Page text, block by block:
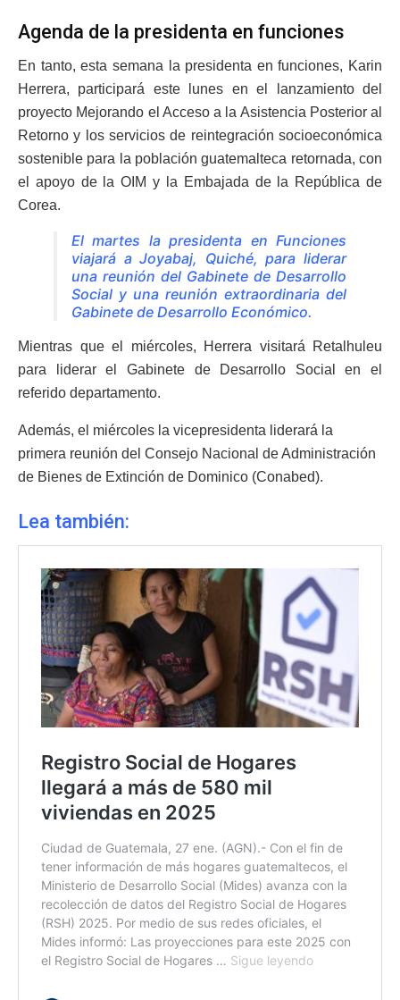
Agenda de la presidenta en funciones
En tanto, esta semana la presidenta en funciones, Karin
Herrera, participará este lunes en el lanzamiento del
proyecto Mejorando el Acceso a la Asistencia Posterior al
Retorno y los servicios de reintegración socioeconómica
sostenible para la población guatemalteca retornada, con
el apoyo de la OIM y la Embajada de la República de
Corea.
El martes la presidenta en Funciones
viajará a Joyabaj, Quiché, para liderar
una reunión del Gabinete de Desarrollo
Social y una reunión extraordinaria del
Gabinete de Desarrollo Económico.
Mientras que el miércoles, Herrera visitará Retalhuleu
para liderar el Gabinete de Desarrollo Social en el
referido departamento.
Además, el miércoles la vicepresidenta liderará la
primera reunión del Consejo Nacional de Administración
de Bienes de Extinción de Dominico (Conabed).
Lea también: